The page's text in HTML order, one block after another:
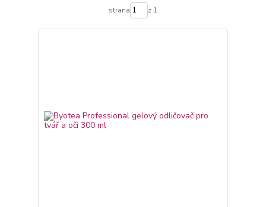
strana z 1